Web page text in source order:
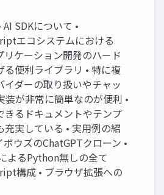
AI SDKについて •
エコシステムにおける
リケーション開発のハード
る便利ライブラリ • 特に複
イダーの取り扱いやチャッ
装が非常に簡単なのが便利 •
きるドキュメントやテンプ
充実している • 実用例の紹
ボウズのChatGPTクローン •
よるPython無しの全て
構成 • ブラウザ拡張への